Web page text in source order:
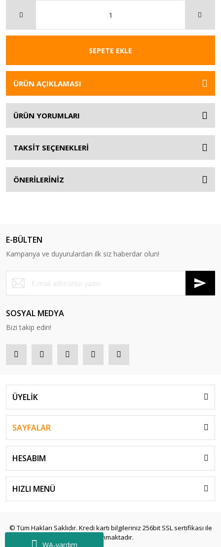
WA-yardım
SEPETE EKLE
ÜRÜN AÇIKLAMASI
ÜRÜN YORUMLARI
TAKSİT SEÇENEKLERİ
ÖNERİLERİNİZ
E-BÜLTEN
Kampanya ve duyurulardan ilk siz haberdar olun!
SOSYAL MEDYA
Bizi takip edin!
ÜYELİK
SAYFALAR
HESABIM
HIZLI MENÜ
© Tüm Hakları Saklıdır. Kredi kartı bilgileriniz 256bit SSL sertifikası ile
korunmaktadır.